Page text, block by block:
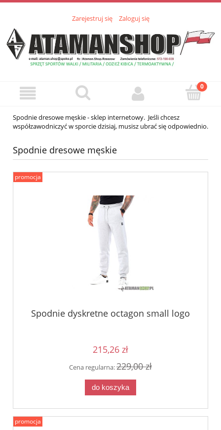
Zarejestruj się Zaloguj się
Spodnie dresowe męskie - sklep internetowy. Jeśli chcesz
współzawodniczyć w sporcie dzisiaj, musisz ubrać się odpowiednio.
Spodnie dresowe męskie
Spodnie dyskretne octagon small logo
215,26 zł
Cena regularna:229,00 zł
do koszyka
promocja
promocja